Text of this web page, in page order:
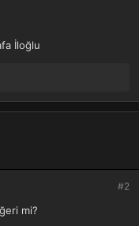
İloğlu
#2
mi?